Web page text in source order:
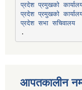
प्रदेश प्रमुखको
प्रदेश प्रमुखको
प्रदेश सभा सचिवालय
आपतकालीन